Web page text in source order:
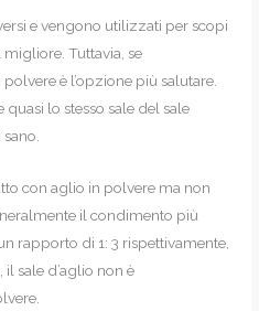
e vengono utilizzati per scopi
Tuttavia, se
è l’opzione più salutare.
lo stesso sale del sale
con aglio in polvere ma non
il condimento più
rapporto di 1: 3 rispettivamente,
il sale d’aglio non è